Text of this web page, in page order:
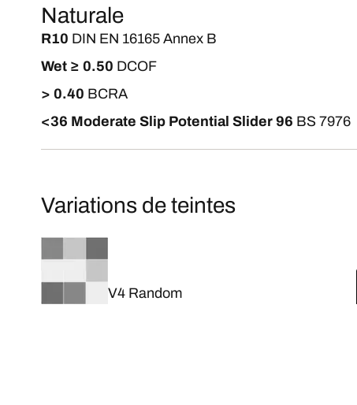
Naturale
R10 DIN EN 16165 Annex B
Wet ≥ 0.50 DCOF
> 0.40 BCRA
<36 Moderate Slip Potential Slider 96 BS 7976
Variations de teintes
V4 Random